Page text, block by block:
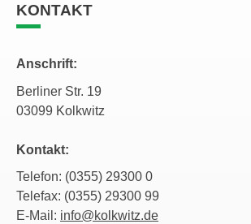
KONTAKT
Anschrift:
Berliner Str. 19
03099 Kolkwitz
Kontakt:
Telefon: (0355) 29300 0
Telefax: (0355) 29300 99
E-Mail: info@kolkwitz.de